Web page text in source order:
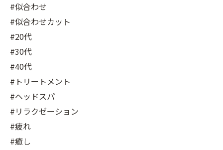
#似合わせ
#似合わせカット
#20代
#30代
#40代
#トリートメント
#ヘッドスパ
#リラクゼーション
#疲れ
#癒し